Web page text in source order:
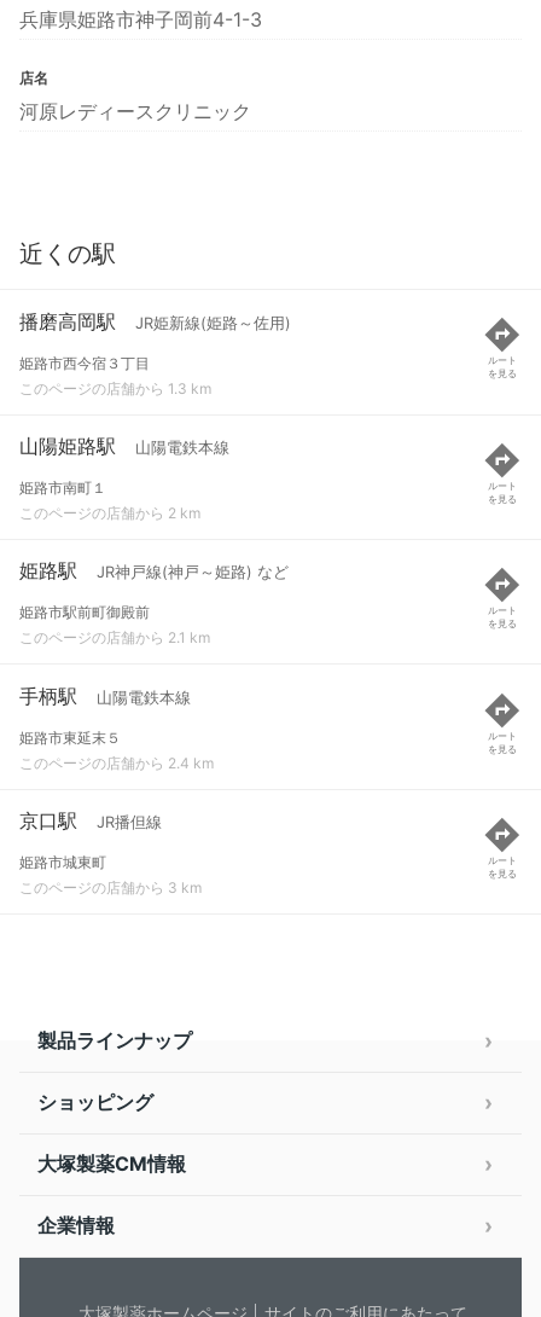
兵庫県姫路市神子岡前4-1-3
店名
河原レディースクリニック
近くの駅
播磨高岡駅 JR姫新線(姫路～佐用)
姫路市西今宿３丁目
このページの店舗から 1.3 km
ルート
を見る
山陽姫路駅 山陽電鉄本線
姫路市南町１
このページの店舗から 2 km
ルート
を見る
姫路駅 JR神戸線(神戸～姫路) など
姫路市駅前町御殿前
このページの店舗から 2.1 km
ルート
を見る
手柄駅 山陽電鉄本線
姫路市東延末５
このページの店舗から 2.4 km
ルート
を見る
京口駅 JR播但線
姫路市城東町
このページの店舗から 3 km
ルート
を見る
製品ラインナップ
ショッピング
大塚製薬CM情報
企業情報